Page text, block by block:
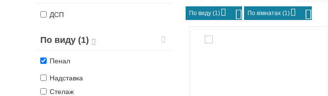
ДСП
По виду (1)
Пенал
Надставка
Стелаж
По виду (1) По кімнатах (1)